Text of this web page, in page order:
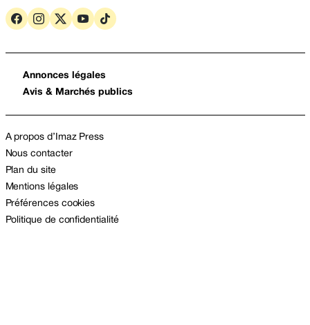
Annonces légales
Avis & Marchés publics
A propos d’Imaz Press
Nous contacter
Plan du site
Mentions légales
Préférences cookies
Politique de confidentialité